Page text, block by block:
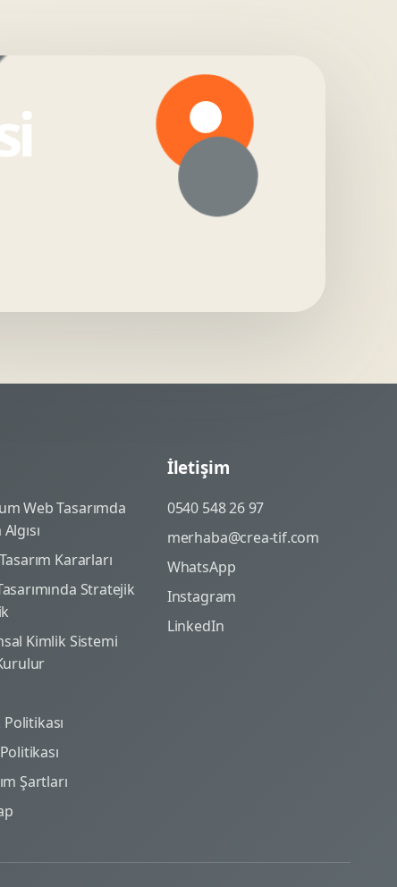
Web Tasarımda
Kararları
Stratejik
Kimlik Sistemi
Şartları
İletişim
0540 548 26 97
merhaba@crea-tif.com
WhatsApp
Instagram
LinkedIn